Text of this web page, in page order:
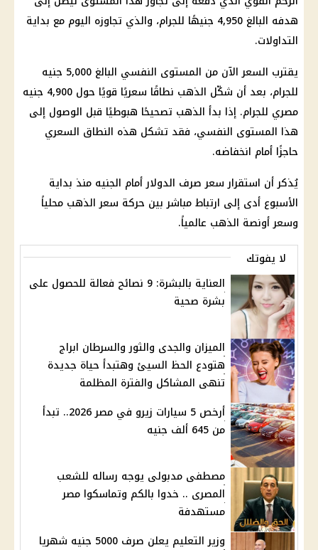
هدفه البالغ 4,950 جنيهًا للجرام، والذي تجاوزه اليوم مع بداية
التداولات.
يقترب السعر الآن من المستوى النفسي البالغ 5,000 جنيه
للجرام، بعد أن شكّل الذهب نطاقًا سعريًا قويًا حول 4,900 جنيه
مصري للجرام. إذا بدأ الذهب تصحيحًا هبوطيًا قبل الوصول إلى
هذا المستوى النفسي، فقد تشكل هذه النطاق السعري
حاجزًا أمام انخفاضه.
يُذكر أن استقرار سعر صرف الدولار أمام الجنيه منذ بداية
الأسبوع أدى إلى ارتباط مباشر بين حركة سعر الذهب محلياً
وسعر أونصة الذهب عالمياً.
لا يفوتك
العناية بالبشرة: 9 نصائح فعالة للحصول على
بشرة صحية
الميزان والجدى والثور والسرطان ابراج
هتودع الحظ السيئ وهتبدأ حياة جديدة
تنهى المشاكل والفترة المظلمة
أرخص 5 سيارات زيرو في مصر 2026.. تبدأ
من 645 ألف جنيه
مصطفى مدبولى يوجه رساله للشعب
المصرى .. خدوا بالكم وتماسكوا مصر
مستهدفة
وزير التعليم يعلن صرف 5000 جنيه شهريا